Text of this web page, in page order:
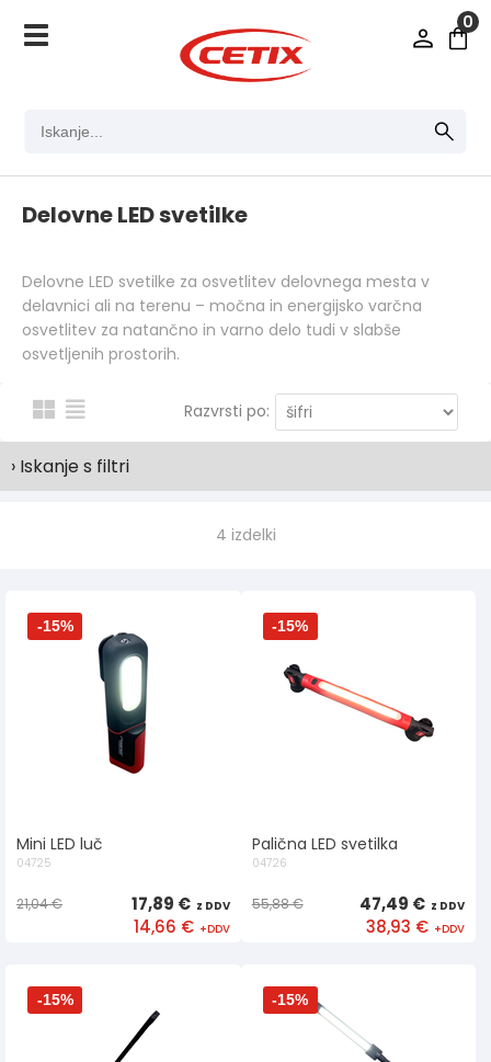
0
Delovne LED svetilke
Delovne LED svetilke za osvetlitev delovnega mesta v
delavnici ali na terenu – močna in energijsko varčna
osvetlitev za natančno in varno delo tudi v slabše
osvetljenih prostorih.
Razvrsti po:
› Iskanje s filtri
4 izdelki
-15%
Mini LED luč
04725
21,04 €
17,89 €
14,66 €
-15%
Palična LED svetilka
04726
55,88 €
47,49 €
38,93 €
-15% -15%